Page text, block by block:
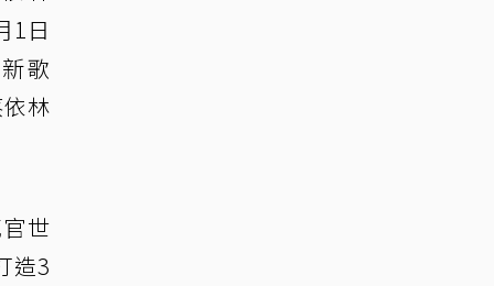
1日
歌
林
世
造3